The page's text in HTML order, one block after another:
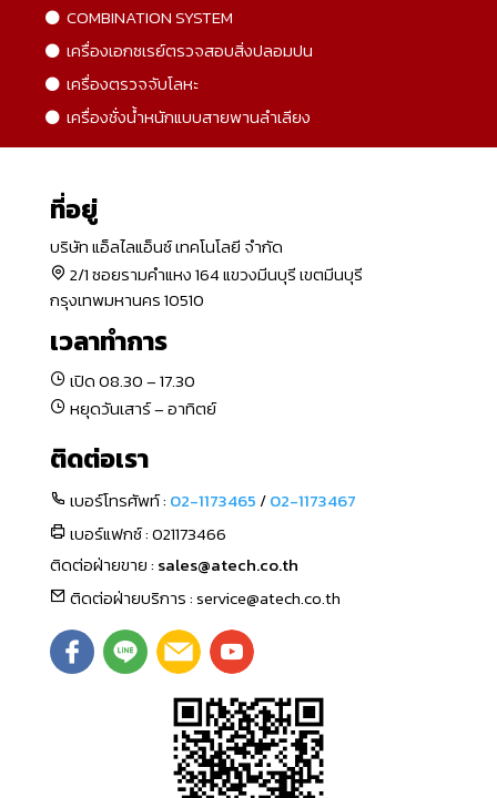
COMBINATION SYSTEM
เครื่องเอกซเรย์ตรวจสอบสิ่งปลอมปน
เครื่องตรวจจับโลหะ
เครื่องชั่งน้ำหนักแบบสายพานลำเลียง
ที่อยู่
บริษัท แอ็ลไลแอ็นซ์ เทคโนโลยี จำกัด
2/1 ซอยรามคำแหง 164 แขวงมีนบุรี เขตมีนบุรี
กรุงเทพมหานคร 10510
เวลาทำการ
เปิด 08.30 – 17.30
หยุดวันเสาร์ – อาทิตย์
ติดต่อเรา
เบอร์โทรศัพท์ : 02-1173465 /02-1173467
เบอร์แฟกซ์ : 021173466
ติดต่อฝ่ายขาย : sales@atech.co.th
ติดต่อฝ่ายบริการ : service@atech.co.th